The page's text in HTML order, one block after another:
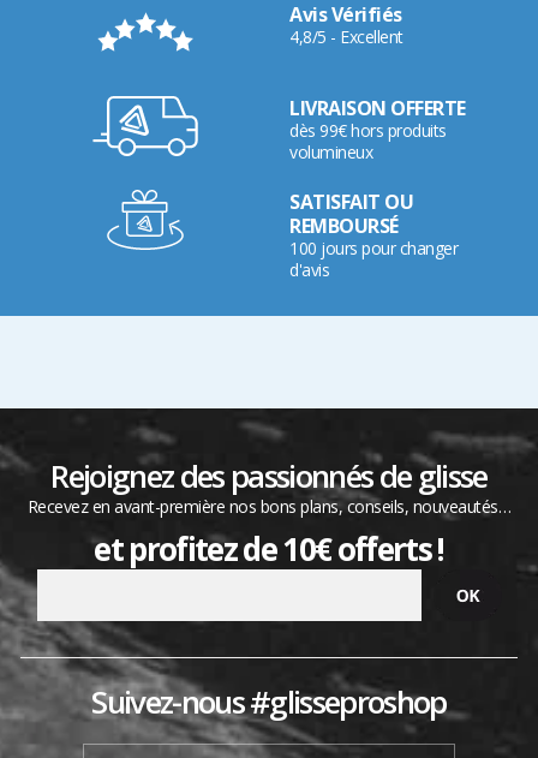
Avis Vérifiés
4,8/5 - Excellent
LIVRAISON OFFERTE
dès 99€ hors produits
volumineux
SATISFAIT OU
REMBOURSÉ
100 jours pour changer
d'avis
Rejoignez des passionnés de glisse
Recevez en avant-première nos bons plans, conseils, nouveautés…
et profitez de 10€ offerts !
Suivez-nous #glisseproshop